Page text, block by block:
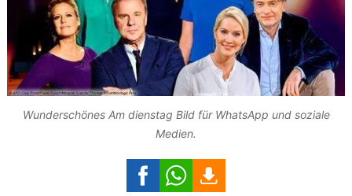
Wunderschönes Am dienstag Bild für WhatsApp und soziale
Medien.